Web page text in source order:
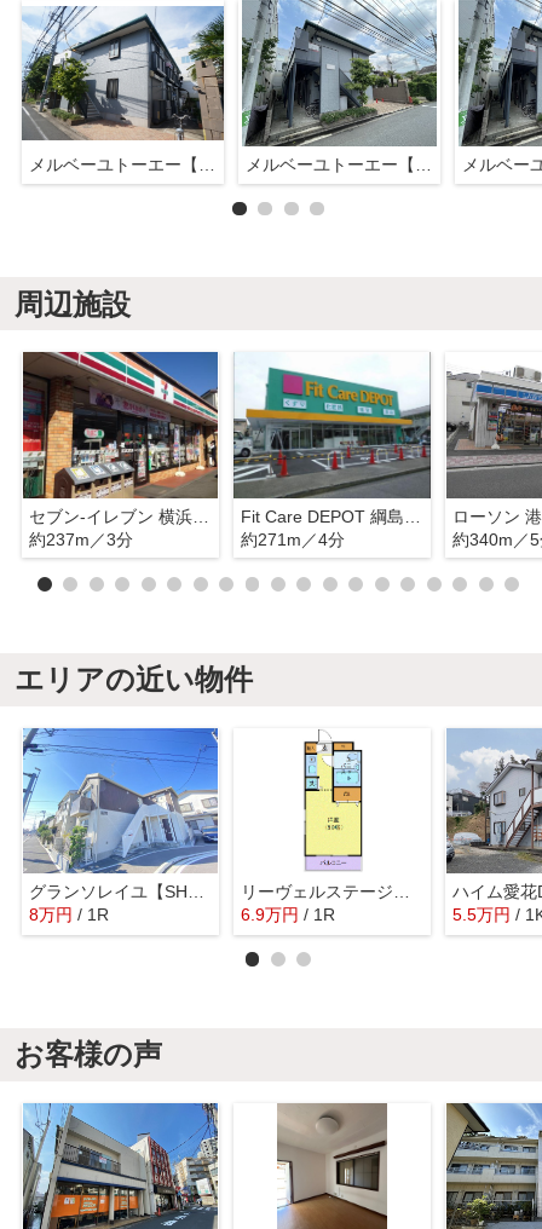
周辺施設
セブン‐イレブン 横浜綱島東６丁目店
約237m／3分
約271m／4分
約340m／
エリアの近い物件
グランソレイユ【SHM】
8万円 / 1R
リーヴェルステージ綱島Rio
6.9万円 / 1R
ハイム愛花
5.5万円 /
お客様の声